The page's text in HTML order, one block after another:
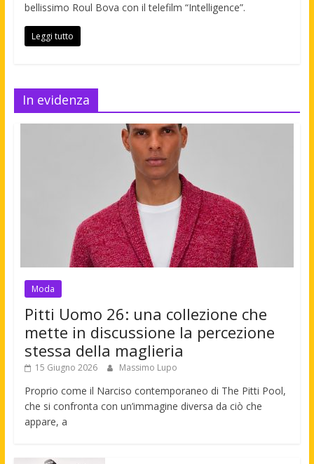
bellissimo Roul Bova con il telefilm “Intelligence”.
Leggi tutto
In evidenza
Moda
Pitti Uomo 26: una collezione che
mette in discussione la percezione
stessa della maglieria
15 Giugno 2026 Massimo Lupo
Proprio come il Narciso contemporaneo di The Pitti Pool,
che si confronta con un’immagine diversa da ciò che
appare, a